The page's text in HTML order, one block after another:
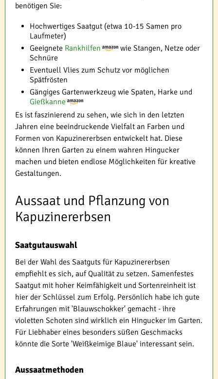
benötigen Sie:
Hochwertiges Saatgut (etwa 10-15 Samen pro
Laufmeter)
Geeignete Rankhilfen
wie Stangen, Netze oder
Schnüre
Eventuell Vlies zum Schutz vor möglichen
Spätfrösten
Gängiges Gartenwerkzeug wie Spaten, Harke und
Gießkanne
Es ist faszinierend zu sehen, wie sich in den letzten
Jahren eine beeindruckende Vielfalt an Farben und
Formen von Kapuzinererbsen entwickelt hat. Diese
können Ihren Garten zu einem wahren Hingucker
machen und bieten endlose Möglichkeiten für kreative
Gestaltungen.
Aussaat und Pflanzung von
Kapuzinererbsen
Saatgutauswahl
Bei der Wahl des Saatguts für Kapuzinererbsen
empfiehlt es sich, auf Qualität zu setzen. Samenfestes
Saatgut mit hoher Keimfähigkeit und Sortenreinheit ist
hier der Schlüssel zum Erfolg. Persönlich habe ich gute
Erfahrungen mit 'Blauwschokker' gemacht - ihre
violetten Schoten sind wirklich ein Hingucker im Garten.
Für Liebhaber eines besonders süßen Geschmacks
könnte die Sorte 'Weißkeimige Blaue' interessant sein.
Aussaatmethoden